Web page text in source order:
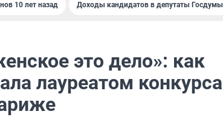
10 лет назад Доходы кандидатов в депутаты Госдумы
это дело»: как
лауреатом конкурса